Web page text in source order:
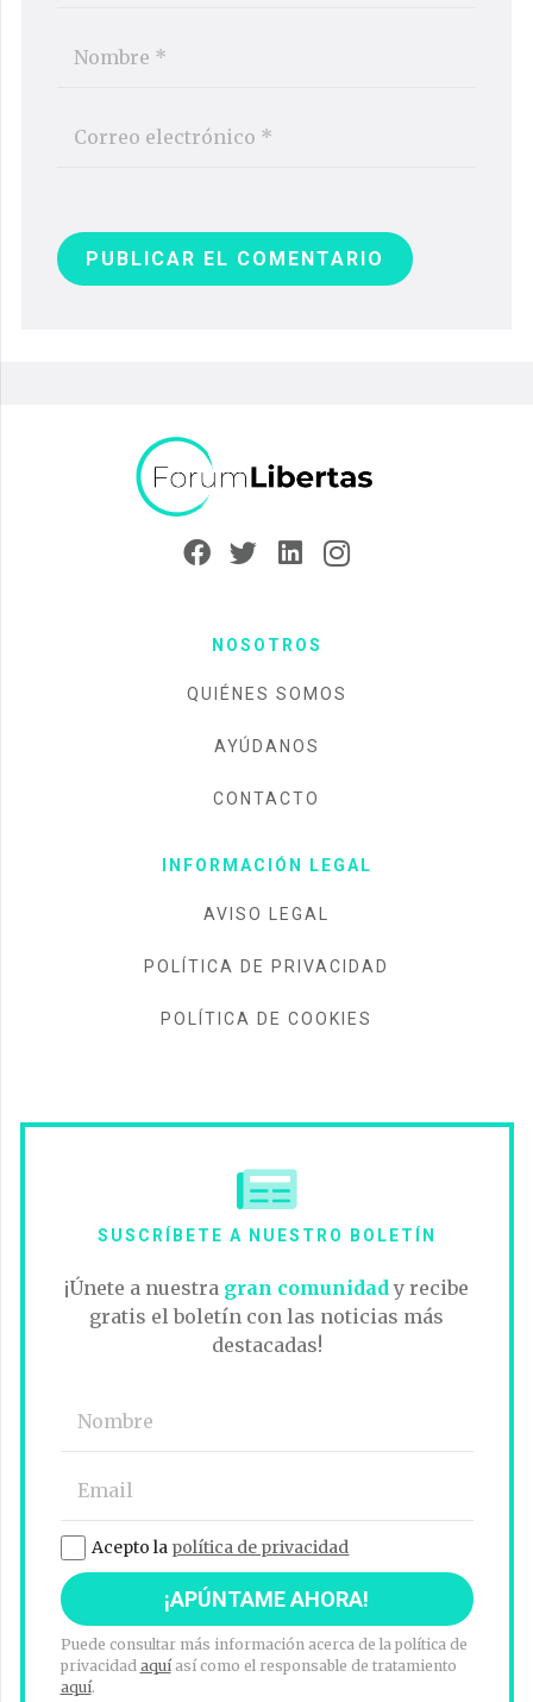
PUBLICAR EL COMENTARIO
NOSOTROS
QUIÉNES SOMOS
AYÚDANOS
CONTACTO
INFORMACIÓN LEGAL
AVISO LEGAL
POLÍTICA DE PRIVACIDAD
POLÍTICA DE COOKIES
SUSCRÍBETE A NUESTRO BOLETÍN
¡Únete a nuestra gran comunidad y recibe
gratis el boletín con las noticias más
destacadas!
Acepto la política de privacidad
Puede consultar más información acerca de la política de
privacidad aquíasí como el responsable de tratamiento
aquí.